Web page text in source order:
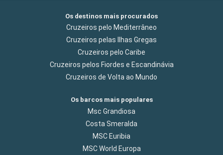
Os destinos mais procurados
Cruzeiros pelo Mediterrâneo
Cruzeiros pelas Ilhas Gregas
Cruzeiros pelo Caribe
Cruzeiros pelos Fiordes e Escandinávia
Cruzeiros de Volta ao Mundo
Os barcos mais populares
Msc Grandiosa
Costa Smeralda
MSC Euribia
MSC World Europa